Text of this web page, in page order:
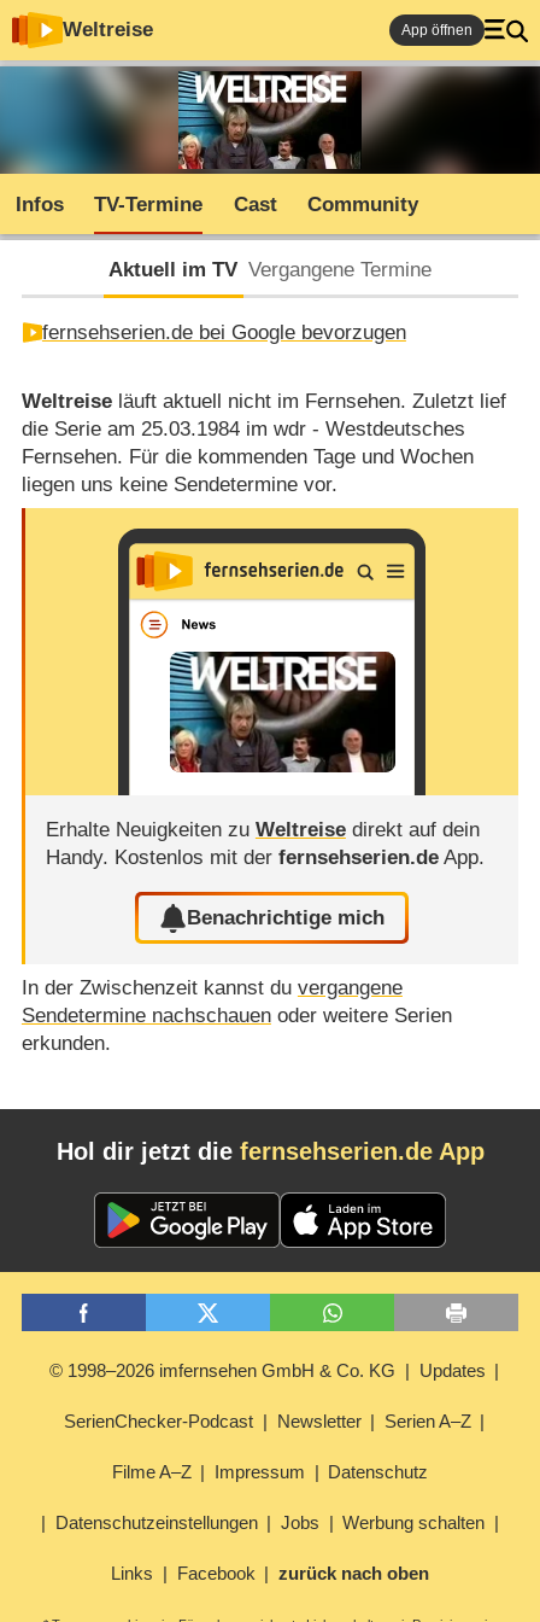
Weltreise App öffnen
Infos TV-Termine Cast Community
Aktuell im TV Vergangene Termine
fernsehserien.de bei Google bevorzugen
Weltreiseläuft aktuell nicht im Fernsehen. Zuletzt lief
die Serie am 25.03.1984 im wdr - Westdeutsches
Fernsehen. Für die kommenden Tage und Wochen
liegen uns keine Sendetermine vor.
Erhalte Neuigkeiten zu Weltreisedirekt auf dein
Handy. Kostenlos mit der fernsehserien.deApp.
Benachrichtige mich
In der Zwischenzeit kannst du vergangene
Sendetermine nachschauenoder weitere Serien
erkunden.
Hol dir jetzt die fernsehserien.de App
© 1998–2026 imfernsehen GmbH & Co. KG Updates
SerienChecker-Podcast Newsletter Serien A–Z
Filme A–Z Impressum Datenschutz
Datenschutzeinstellungen Jobs Werbung schalten
Links Facebook zurück nach oben